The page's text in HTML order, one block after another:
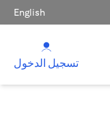
English
تسجيل الدخول